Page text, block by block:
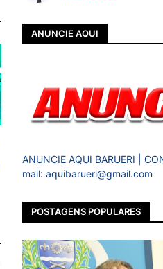
ANUNCIE AQUI
ANUNCIE AQUI BARUERI |
mail: aquibarueri@gmail.com
POSTAGENS POPULARES